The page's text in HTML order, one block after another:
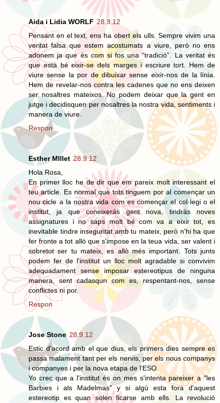
Aida i Lidia WORLF 28.9.12
Pensant en el text, ens ha obert els ulls. Sempre vivim una
veritat falsa que estem acostumats a viure, però no ens
adonem ja que és com si fos una “tradició”. La veritat és
que està bé eixir-se dels marges i escriure tort. Hem de
viure sense la por de dibuixar sense eixir-nos de la línia.
Hem de revelar-nos contra les cadenes que no ens deixen
ser nosaltres mateixos. No podem deixar que la gent en
jutge i decidisquen per nosaltres la nostra vida, sentiments i
manera de viure.
Respon
Esther MIllet 28.9.12
Hola Rosa,
En primer lloc he de dir que em pareix molt interessant el
teu article. Es normal que tots tinguem por al començar un
nou cicle a la nostra vida com es començar el col·legi o el
institut, ja que coneixerás gent nova, tindrás noves
assignatures i no saps molt bé com va a eixir tot, es
inevitable tindre inseguritat amb tu mateix, però n'hi ha que
fer fronte a tot allò que s'impose en la teua vida, ser valent i
sobretot ser tu mateix, es allò més important. Tots junts
podem fer de l'institut un lloc molt agradable si convivim
adequadament sense imposar estereotipus de ninguna
manera, sent cadasqun com es, respentant-nos, sense
conflictes ni por.
Respon
Jose Stone 28.9.12
Estic d'acord amb el que dius, els primers dies sempre es
passa malament tant per els nervis, per els nous companys
i companyes i per la nova etapa de l'ESO.
Yo crec que a l'institut és on mes s'intenta pareixer a "les
Barbies i als Madelmas" y si algú esta fora d'aquest
estereotip es quan solen ficarse amb ells. La revolució